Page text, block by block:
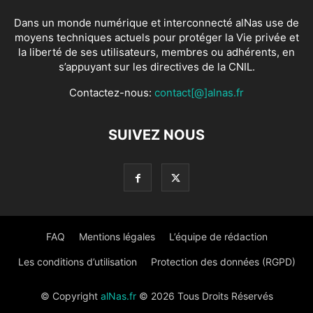
Dans un monde numérique et interconnecté alNas use de
moyens techniques actuels pour protéger la Vie privée et
la liberté de ses utilisateurs, membres ou adhérents, en
s’appuyant sur les directives de la CNIL.
Contactez-nous: contact[@]alnas.fr
SUIVEZ NOUS
FAQ Mentions légales L’équipe de rédaction
Les conditions d’utilisation Protection des données (RGPD)
© Copyright alNas.fr© 2026 Tous Droits Réservés